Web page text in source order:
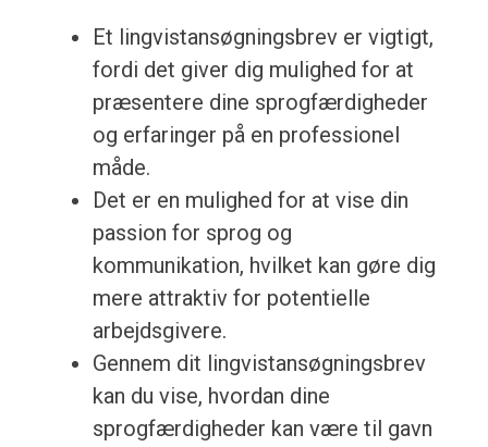
Et lingvistansøgningsbrev er vigtigt,
fordi det giver dig mulighed for at
præsentere dine sprogfærdigheder
og erfaringer på en professionel
måde.
Det er en mulighed for at vise din
passion for sprog og
kommunikation, hvilket kan gøre dig
mere attraktiv for potentielle
arbejdsgivere.
Gennem dit lingvistansøgningsbrev
kan du vise, hvordan dine
sprogfærdigheder kan være til gavn